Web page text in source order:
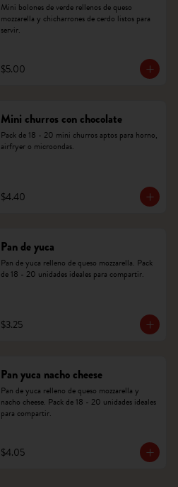
Mini bolones de verde rellenos de queso
mozzarella y chicharrones de cerdo listos para
servir.
$5.00
Mini churros con chocolate
Pack de 18 - 20 mini churros aptos para horno,
airfryer o microondas.
$4.40
Pan de yuca
Pan de yuca relleno de queso mozzarella. Pack
de 18 - 20 unidades ideales para compartir.
$3.25
Pan yuca nacho cheese
Pan de yuca relleno de queso mozzarella y
nacho cheese. Pack de 18 - 20 unidades ideales
para compartir.
$4.05